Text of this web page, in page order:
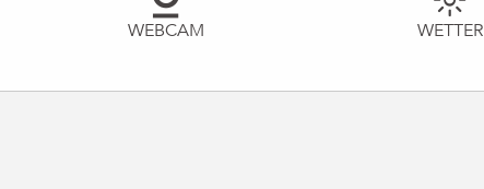
WEBCAM WETTER